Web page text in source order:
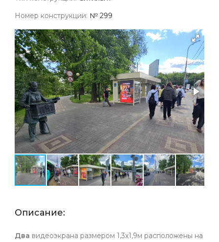
Номер конструкции: № 299
Описание:
Два видеоэкрана размером 1,3х1,9м расположены на